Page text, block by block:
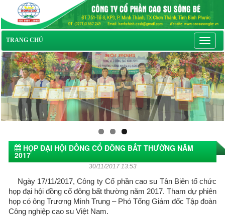
TRANG CHỦ
HỌP ĐẠI HỘI ĐỒNG CỔ ĐÔNG BẤT THƯỜNG NĂM
2017
30/11/2017 13:53
Ngày 17/11/2017, Công ty Cổ phần cao su Tân Biên tổ chức
họp đại hội đồng cổ đông bất thường năm 2017. Tham dự phiên
họp có ông Trương Minh Trung – Phó Tổng Giám đốc Tập đoàn
Công nghiệp cao su Việt Nam.